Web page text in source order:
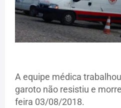
A equipe médica
garoto não resistiu e
feira 03/08/2018.